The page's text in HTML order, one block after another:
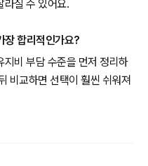
라질 수 있어요.
장 합리적인가요?
비 부담 수준을 먼저 정리하
비교하면 선택이 훨씬 쉬워져